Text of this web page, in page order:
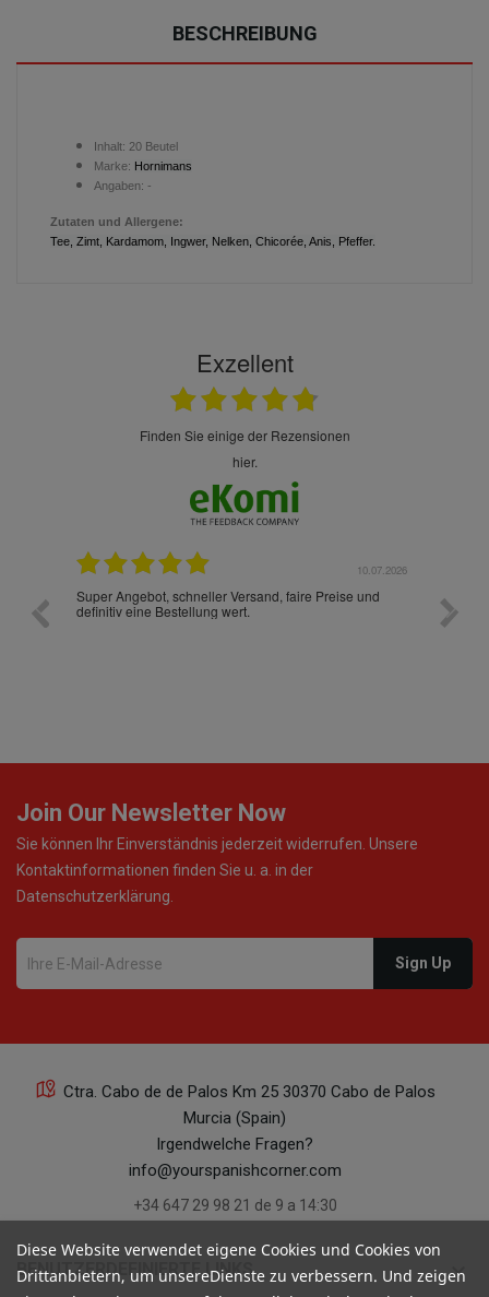
BESCHREIBUNG
Inhalt: 20 Beutel
Marke: Hornimans
Angaben: -
Zutaten und Allergene:
Tee, Zimt, Kardamom, Ingwer, Nelken, Chicorée, Anis, Pfeffer.
Exzellent
finden Sie einige der Rezensionen
hier.
10.07.2026
und
Ich habe zum ersten Mal aus Deutschland bestellt und
muss sagen, dass die gesamte Abwicklung, die
Verpackung, die Versandzeit, einfach alles "excelente"
Join Our Newsletter Now
Sie können Ihr Einverständnis jederzeit widerrufen. Unsere
Kontaktinformationen finden Sie u. a. in der
Datenschutzerklärung.
Ctra. Cabo de de Palos Km 25 30370 Cabo de Palos
Murcia (Spain)
Irgendwelche Fragen?
info@yourspanishcorner.com
+34 647 29 98 21 de 9 a 14:30
BENUTZERDEFINIERTE LINKS keyboard_arrow_down
Diese Website verwendet eigene Cookies und Cookies von
Drittanbietern, um unsereDienste zu verbessern. Und zeigen